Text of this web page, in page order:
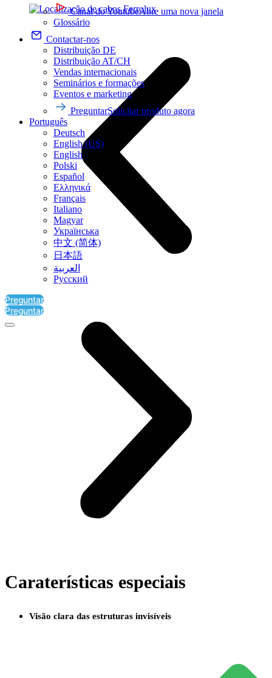
Canal do YoutubeAbre uma nova janela
Glossário
Contactar-nos
Distribuição DE
Distribuição AT/CH
Vendas internacionais
Seminários e formações
Eventos e marketing
PreguntarSolicitar produto agora
Português
Deutsch
English (US)
English
Polski
Español
Ελληνικά
Français
Italiano
Magyar
Українська
中文 (简体)
日本語
العربية‏
Русский
Preguntar
Preguntar
Caraterísticas especiais
Visão clara das estruturas invisíveis